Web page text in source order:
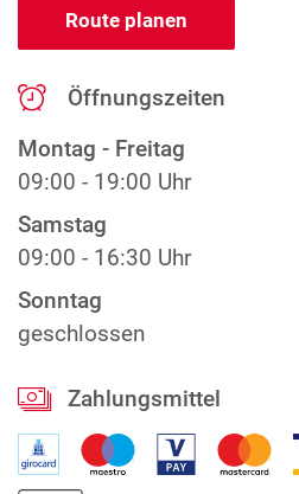
Route planen
Öffnungszeiten
Montag - Freitag
09:00 - 19:00 Uhr
Samstag
09:00 - 16:30 Uhr
Sonntag
geschlossen
Zahlungsmittel